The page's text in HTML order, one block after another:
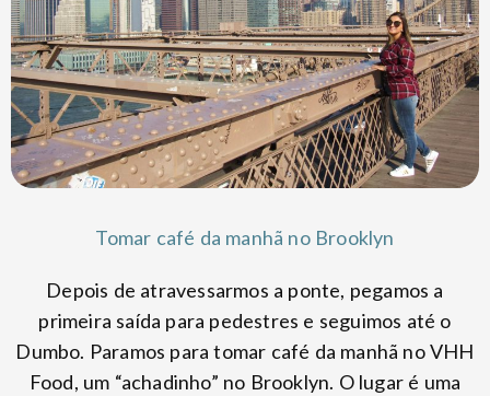
Tomar café da manhã no Brooklyn
Depois de atravessarmos a ponte, pegamos a
primeira saída para pedestres e seguimos até o
Dumbo. Paramos para tomar café da manhã no VHH
Food, um “achadinho” no Brooklyn. O lugar é uma